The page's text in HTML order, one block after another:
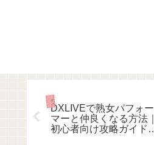
ライブチャットあれこれ
DXLIVEで熟女パフォー
マーと仲良くなる方法｜
初心者向け攻略ガイド